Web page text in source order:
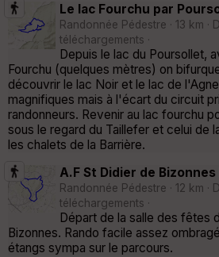
Le lac Fourchu par
Randonnée Pédestre · 13 km ·
téléchargements ·
Depuis le lac du Poursollet,
Fourchu (quelques mètres) on
découvrir le lac Noir et le lac de
magnifiques mais à l'écart du circuit
randonneurs. Revenir au lac fourchu
sous le regard du Taillefer et celui de
les chalets de la Barrière.
A.F St Didier de
Randonnée Pédestre · 12 km ·
téléchargements ·
Départ de la salle des fêtes
Bizonnes. Rando facile assez
étangs sympa sur le parcours.